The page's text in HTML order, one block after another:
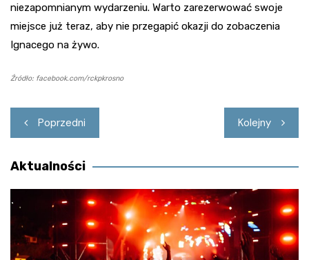
niezapomnianym wydarzeniu. Warto zarezerwować swoje
miejsce już teraz, aby nie przegapić okazji do zobaczenia
Ignacego na żywo.
Źródło: facebook.com/rckpkrosno
Nawigacja
wpisu
Poprzedni Kolejny
Aktualności